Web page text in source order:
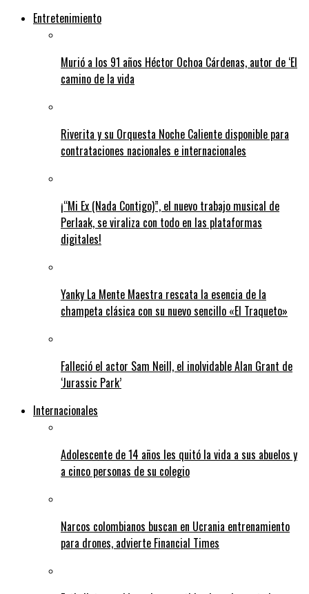
Entretenimiento
Murió a los 91 años Héctor Ochoa Cárdenas, autor de ‘El
camino de la vida
Riverita y su Orquesta Noche Caliente disponible para
contrataciones nacionales e internacionales
¡“Mi Ex (Nada Contigo)”, el nuevo trabajo musical de
Perlaak, se viraliza con todo en las plataformas
digitales!
Yanky La Mente Maestra rescata la esencia de la
champeta clásica con su nuevo sencillo «El Traqueto»
Falleció el actor Sam Neill, el inolvidable Alan Grant de
‘Jurassic Park’
Internacionales
Adolescente de 14 años les quitó la vida a sus abuelos y
a cinco personas de su colegio
Narcos colombianos buscan en Ucrania entrenamiento
para drones, advierte Financial Times